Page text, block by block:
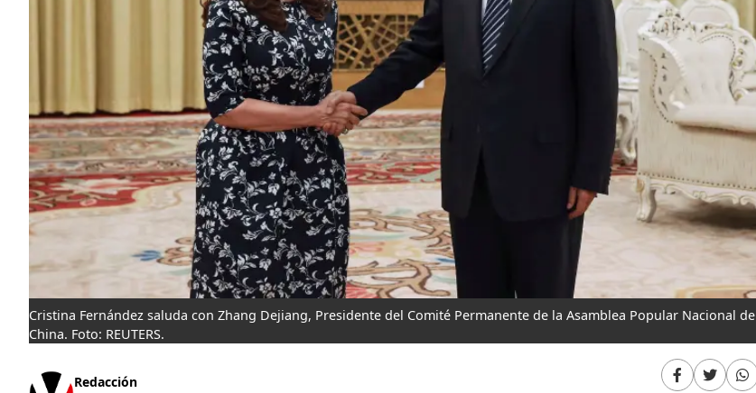
Cristina Fernández saluda con Zhang Dejiang, Presidente del Comité Permanente de la Asamblea Popular Nacional de
China. Foto: REUTERS.
Redacción